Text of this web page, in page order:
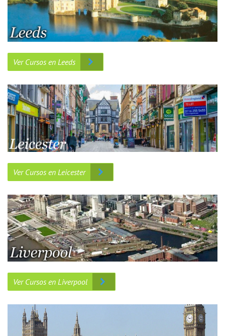
Ver Cursos en Leeds
Ver Cursos en Leicester
Ver Cursos en Liverpool